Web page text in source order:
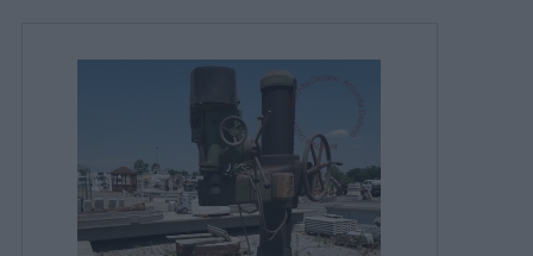
MATERIALI E STRUTTURE
MODERNARIATO
STILI ED ESPOSIZIONE